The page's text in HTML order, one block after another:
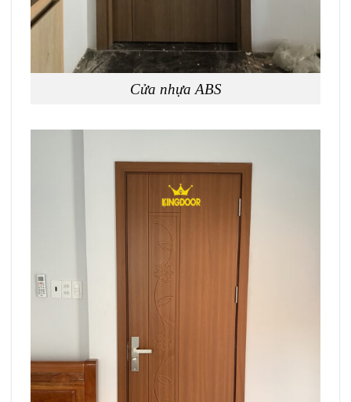
Cửa nhựa ABS